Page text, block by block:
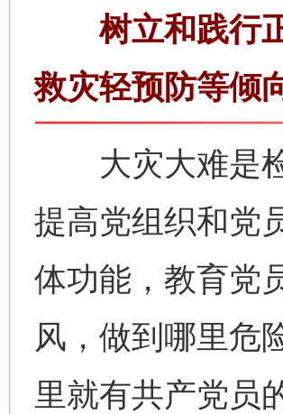
树立和践行正
救灾轻预防等倾
大灾大难是检
提高党组织和党
体功能，教育党
风，做到哪里危
里就有共产党员